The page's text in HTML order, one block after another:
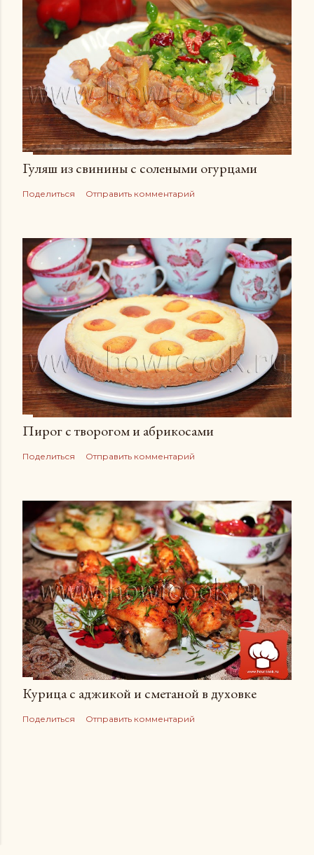
Гуляш из свинины с солеными огурцами
Поделиться Отправить комментарий
Пирог с творогом и абрикосами
Поделиться Отправить комментарий
Курица с аджикой и сметаной в духовке
Поделиться Отправить комментарий